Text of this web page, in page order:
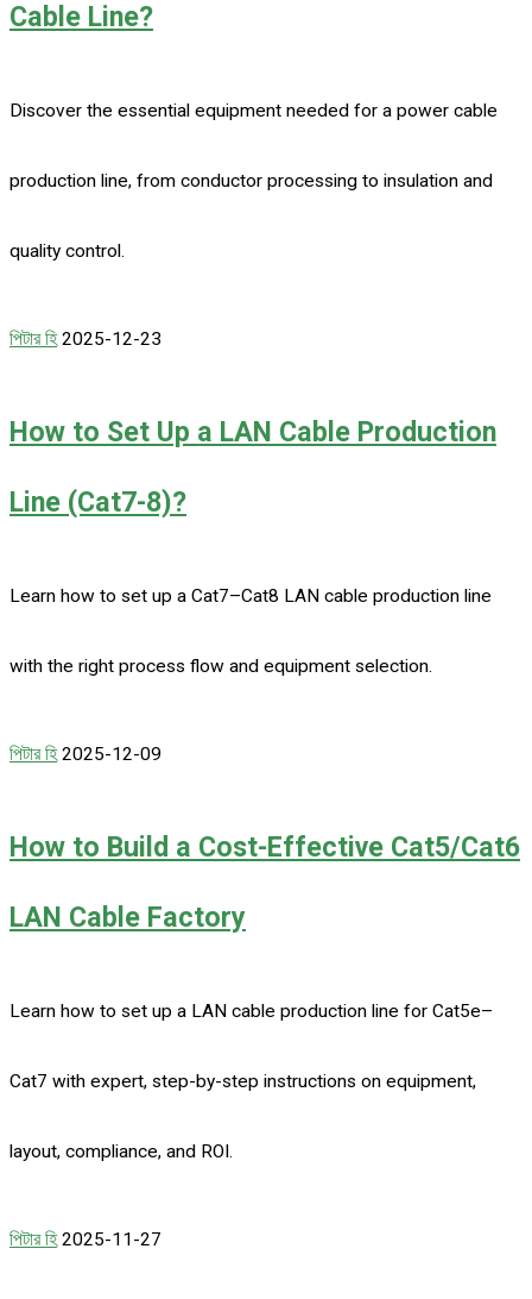
Cable Line?
Discover the essential equipment needed for a power cable
production line, from conductor processing to insulation and
quality control.
পিটার হি 2025-12-23
How to Set Up a LAN Cable Production
Line (Cat7-8)?
Learn how to set up a Cat7–Cat8 LAN cable production line
with the right process flow and equipment selection.
পিটার হি 2025-12-09
How to Build a Cost-Effective Cat5/Cat6
LAN Cable Factory
Learn how to set up a LAN cable production line for Cat5e–
Cat7 with expert, step-by-step instructions on equipment,
layout, compliance, and ROI.
পিটার হি 2025-11-27